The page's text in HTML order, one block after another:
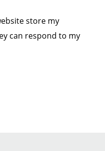
store my
can respond to my